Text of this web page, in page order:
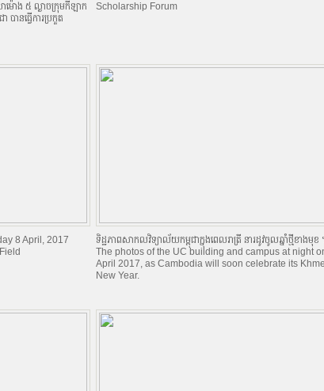
ាម៉ោង ៥ ល្ងាចក្រុមកីឡាក
ានធ្វើការប្រកួត
Scholarship Forum
8 April, 2017
ទិដ្ឋភាពសាកលវិទ្យាល័យកម្ពុជាក្នុងពេលរាត្រី នារដូវចូលឆ្នាំថ្មីខាងមុខ
The photos of the UC building and campus at night
April 2017, as Cambodia will soon celebrate its
New Year.